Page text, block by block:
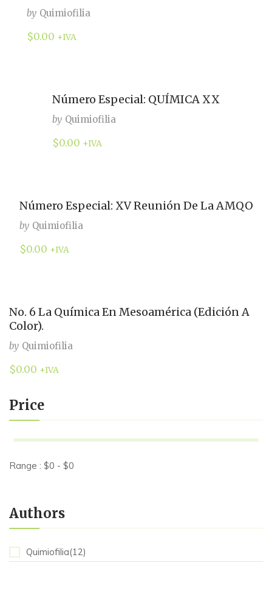
Price
Range : $0 - $0
Authors
Quimiofilia(12)
by Quimiofilia
$0.00 +IVA
Número Especial: QUÍMICA XX
by Quimiofilia
$0.00 +IVA
Número Especial: XV Reunión De La AMQO
by Quimiofilia
$0.00 +IVA
No. 6 La Química En Mesoamérica (Edición A
Color).
by Quimiofilia
$0.00 +IVA